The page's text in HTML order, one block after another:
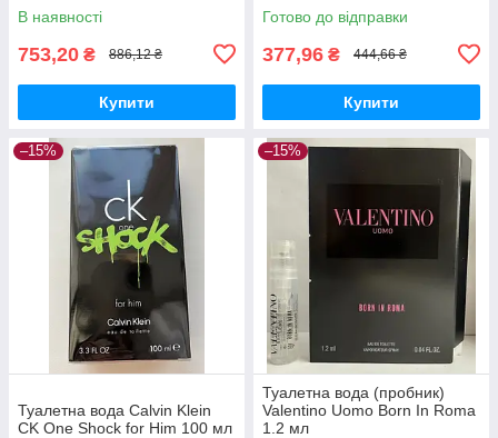
В наявності
753,20 ₴ 886,12 ₴
Купити
Готово до відправки
377,96 ₴ 444,66 ₴
Купити
–15%
Туалетна вода Calvin Klein
CK One Shock for Him 100 мл
–15%
Туалетна вода (пробник)
Valentino Uomo Born In Roma
1.2 мл